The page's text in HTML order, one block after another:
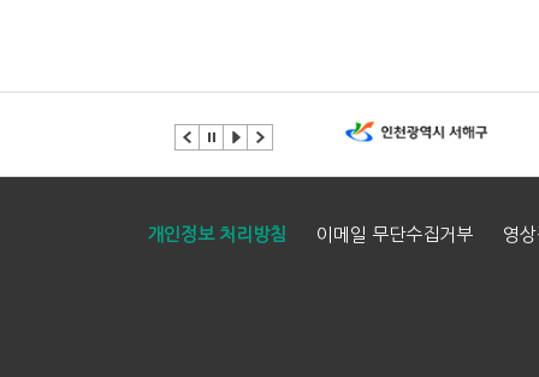
개인정보 처리방침 이메일 무단수집거부 영